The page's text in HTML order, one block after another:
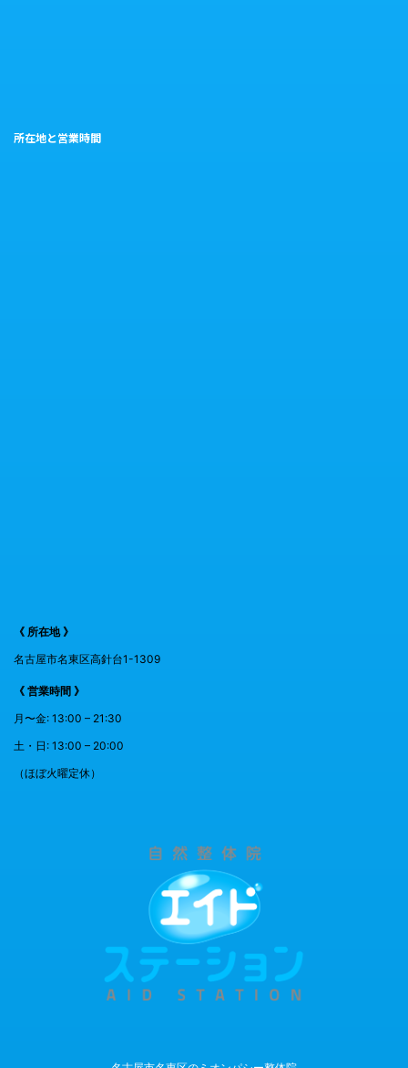
所在地と営業時間
《 所在地 》
名古屋市名東区高針台1-1309
《 営業時間 》
月〜金: 13:00 – 21:30
土・日: 13:00 – 20:00
（ほぼ火曜定休）